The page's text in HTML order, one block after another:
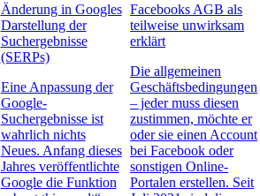
Änderung in Googles
Darstellung der
Suchergebnisse
(SERPs)
Eine Anpassung der
Google-
Suchergebnisse ist
wahrlich nichts
Neues. Anfang dieses
Jahres veröffentlichte
Google die Funktion
Facebooks AGB als
teilweise unwirksam
erklärt
Die allgemeinen
Geschäftsbedingungen
– jeder muss diesen
zustimmen, möchte er
oder sie einen Account
bei Facebook oder
sonstigen Online-
Portalen erstellen. Seit